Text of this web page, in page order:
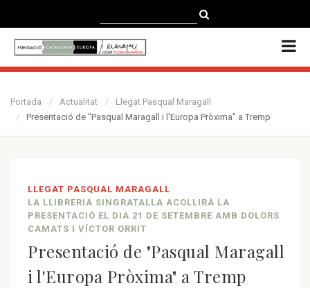
ENGLISH
Portada Actualitat
Llegat Pasqual Maragall
Presentació de "Pasqual Maragall i l'Europa Pròxima" a Tremp
LLEGAT PASQUAL MARAGALL
LA LLIBRERIA SINGRATALLA ACOLLIRÀ LA
PRESENTACIÓ EL DIA 21 DE SETEMBRE AMB DOLORS
CAMATS I VÍCTOR ORRIT
Presentació de "Pasqual Maragall
i l'Europa Pròxima" a Tremp